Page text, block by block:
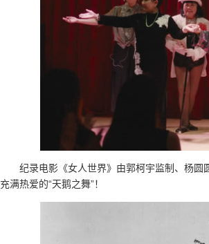
纪录电影《女人世界》由郭柯宇监制、杨
充满热爱的“天鹅之舞”！